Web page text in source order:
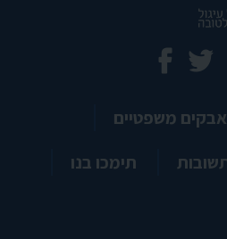
משפטיים
תימכו בנו